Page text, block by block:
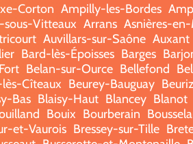
Corton Ampilly-les-Bordes
sous-Vitteaux Arrans Asnières-
Auvillars-sur-Saône Auxant
Bard-lès-Époisses Barges
Belan-sur-Ource Bellefond
lès-Cîteaux Beurey-Bauguay
Bas Blaisy-Haut Blancey Blanot
Bouix Bourberain
et-Vaurois Bressey-sur-Tille